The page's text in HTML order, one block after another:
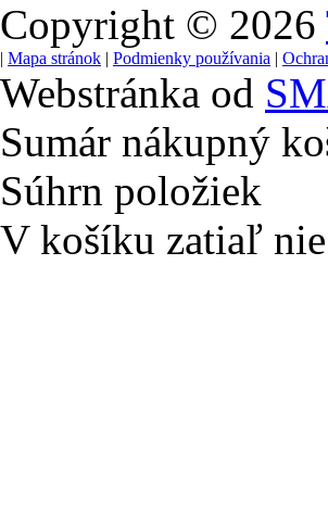
Copyright © 2026
| Mapa stránok | Podmienky používania |
Webstránka od
Sumár nákupný
Súhrn položiek
V košíku zatiaľ